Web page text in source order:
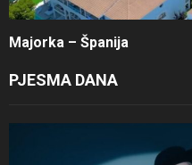
Majorka – Španija
PJESMA DANA